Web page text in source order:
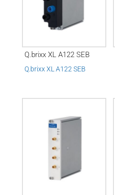
Q.brixx XL A122 SEB
Q.brixx XL A122 SEB